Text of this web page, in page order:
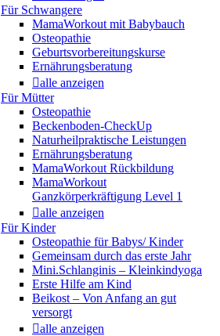
Für Schwangere
MamaWorkout mit Babybauch
Osteopathie
Geburtsvorbereitungskurse
Ernährungsberatung
alle anzeigen
Für Mütter
Osteopathie
Beckenboden-CheckUp
Naturheilpraktische Leistungen
Ernährungsberatung
MamaWorkout Rückbildung
MamaWorkout
Ganzkörperkräftigung Level 1
alle anzeigen
Für Kinder
Osteopathie für Babys/ Kinder
Gemeinsam durch das erste Jahr
Mini.Schlanginis – Kleinkindyoga
Erste Hilfe am Kind
Beikost – Von Anfang an gut
versorgt
alle anzeigen